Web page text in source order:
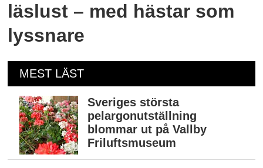
läslust – med hästar som
lyssnare
MEST LÄST
Sveriges största
pelargonutställning
blommar ut på Vallby
Friluftsmuseum